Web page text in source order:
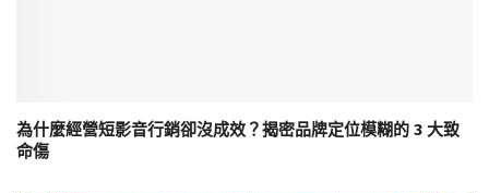
為什麼經營短影音行銷卻沒成效？揭密品牌定位模糊的 3 大致
命傷